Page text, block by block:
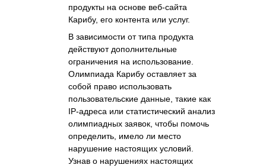
продукты на основе веб-сайта
Карибу, его контента или услуг.
В зависимости от типа продукта
действуют дополнительные
ограничения на использование.
Олимпиада Карибу оставляет за
собой право использовать
пользовательские данные, такие как
IP-адреса или статистический анализ
олимпиадных заявок, чтобы помочь
определить, имело ли место
нарушение настоящих условий.
Узнав о нарушениях настоящих